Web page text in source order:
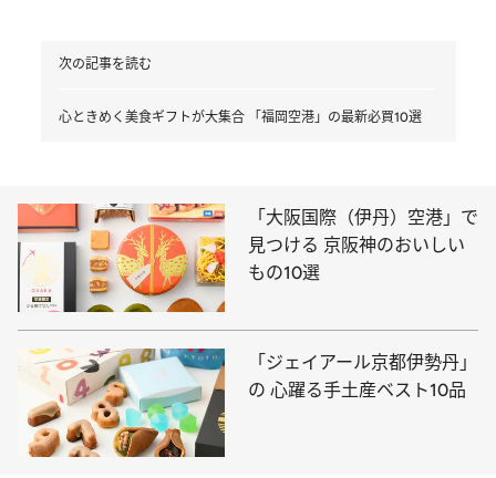
次の記事を読む
心ときめく美食ギフトが大集合 「福岡空港」の最新必買10選
「大阪国際（伊丹）空港」で
見つける 京阪神のおいしい
もの10選
「ジェイアール京都伊勢丹」
の 心躍る手土産ベスト10品